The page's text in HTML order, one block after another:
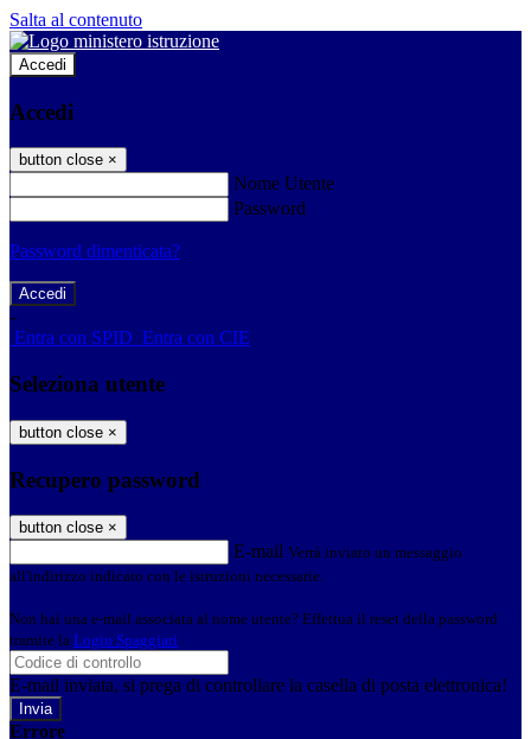
Salta al contenuto
Accedi
Accedi
button close ×
Nome Utente
Password
Password dimenticata?
-
Entra con SPID Entra con CIE
Seleziona utente
button close ×
Recupero password
button close ×
E-mail Verrà inviato un messaggio
all'indirizzo indicato con le istruzioni necessarie.
Non hai una e-mail associata al nome utente? Effettua il reset della password
tramite la Login Spaggiari
E-mail inviata, si prega di controllare la casella di posta elettronica!
Errore